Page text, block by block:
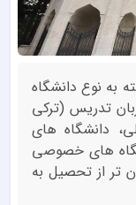
به نوع دانشگاه
تدریس (ترکی
دانشگاه های
های خصوصی
تر از تحصیل به